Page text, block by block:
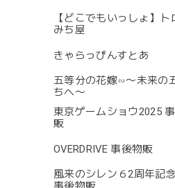
【どこでもいっしょ】ト
みち屋
きゃらっぴんすとあ
五等分の花嫁∽〜未来の
ちへ〜
東京ゲームショウ2025
販
OVERDRIVE 事後物販
風来のシレン６2周年記